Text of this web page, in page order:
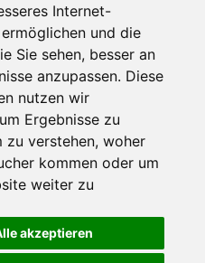
Internet-
und die
Sie sehen, besser an
anzupassen. Diese
nutzen wir
Ergebnisse zu
zu verstehen, woher
kommen oder um
weiter zu
akzeptieren